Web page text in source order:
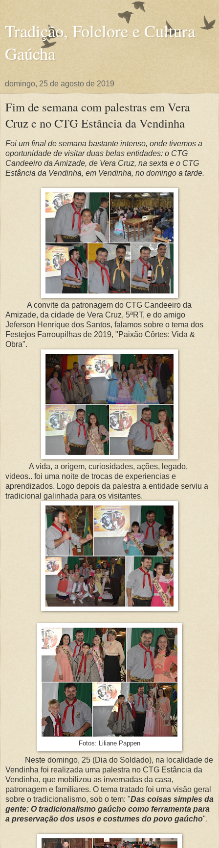
Tradição, Folclore e Cultura
Gaúcha
domingo, 25 de agosto de 2019
Fim de semana com palestras em Vera
Cruz e no CTG Estância da Vendinha
Foi um final de semana bastante intenso, onde tivemos a
oportunidade de visitar duas belas entidades: o CTG
Candeeiro da Amizade, de Vera Cruz, na sexta e o CTG
Estância da Vendinha, em Vendinha, no domingo a tarde.
A convite da patronagem do CTG Candeeiro da
Amizade, da cidade de Vera Cruz, 5ªRT, e do amigo
Jeferson Henrique dos Santos, falamos sobre o tema dos
Festejos Farroupilhas de 2019, "Paixão Côrtes: Vida &
Obra".
A vida, a origem, curiosidades, ações, legado,
videos.. foi uma noite de trocas de experiencias e
aprendizados. Logo depois da palestra a entidade serviu a
tradicional galinhada para os visitantes.
Fotos: Liliane Pappen
Neste domingo, 25 (Dia do Soldado), na localidade de
Vendinha foi realizada uma palestra no CTG Estância da
Vendinha, que mobilizou as invernadas da casa,
patronagem e familiares. O tema tratado foi uma visão geral
sobre o tradicionalismo, sob o tem: "Das coisas simples da
gente: O tradicionalismo gaúcho como ferramenta para
a preservação dos usos e costumes do povo gaúcho".